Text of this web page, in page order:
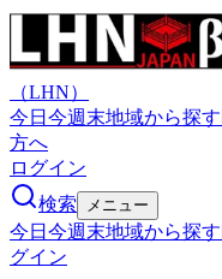
（LHN）
今日 今週末地域から探す
方へ
ログイン
検索
メニュー
今日 今週末地域から探す
グイン